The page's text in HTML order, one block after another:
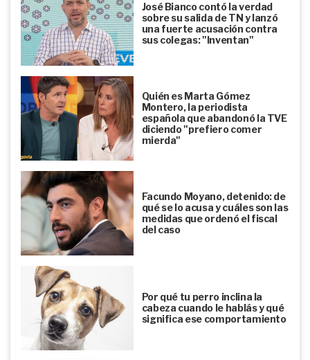
José Bianco contó la verdad
sobre su salida de TN y lanzó
una fuerte acusación contra
sus colegas: "Inventan"
Quién es Marta Gómez
Montero, la periodista
española que abandonó la TVE
diciendo "prefiero comer
mierda"
Facundo Moyano, detenido: de
qué se lo acusa y cuáles son las
medidas que ordenó el fiscal
del caso
Por qué tu perro inclina la
cabeza cuando le hablás y qué
significa ese comportamiento